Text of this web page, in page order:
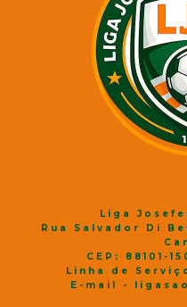
Liga
Rua Salvador Di
CEP: 88101-
Linha de
E-mail -